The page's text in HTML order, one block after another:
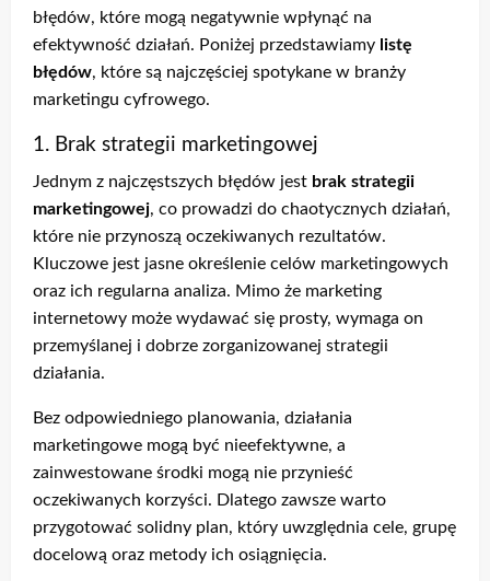
błędów, które mogą negatywnie wpłynąć na
efektywność działań. Poniżej przedstawiamy listę
błędów, które są najczęściej spotykane w branży
marketingu cyfrowego.
1. Brak strategii marketingowej
Jednym z najczęstszych błędów jest brak strategii
marketingowej, co prowadzi do chaotycznych działań,
które nie przynoszą oczekiwanych rezultatów.
Kluczowe jest jasne określenie celów marketingowych
oraz ich regularna analiza. Mimo że marketing
internetowy może wydawać się prosty, wymaga on
przemyślanej i dobrze zorganizowanej strategii
działania.
Bez odpowiedniego planowania, działania
marketingowe mogą być nieefektywne, a
zainwestowane środki mogą nie przynieść
oczekiwanych korzyści. Dlatego zawsze warto
przygotować solidny plan, który uwzględnia cele, grupę
docelową oraz metody ich osiągnięcia.